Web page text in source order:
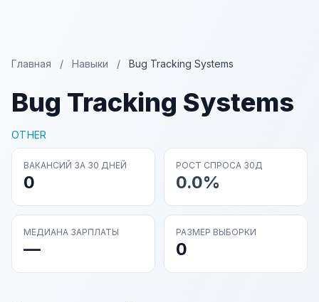
Главная / Навыки / Bug Tracking Systems
Bug Tracking Systems
OTHER
ВАКАНСИЙ ЗА 30 ДНЕЙ
0
РОСТ СПРОСА 30Д
0.0%
МЕДИАНА ЗАРПЛАТЫ
—
РАЗМЕР ВЫБОРКИ
0